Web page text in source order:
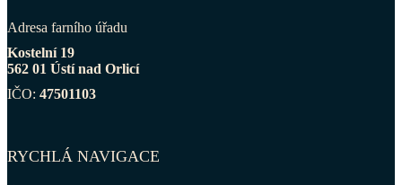
Adresa farního úřadu
Kostelní 19
562 01 Ústí nad Orlicí
IČO: 47501103
RYCHLÁ NAVIGACE